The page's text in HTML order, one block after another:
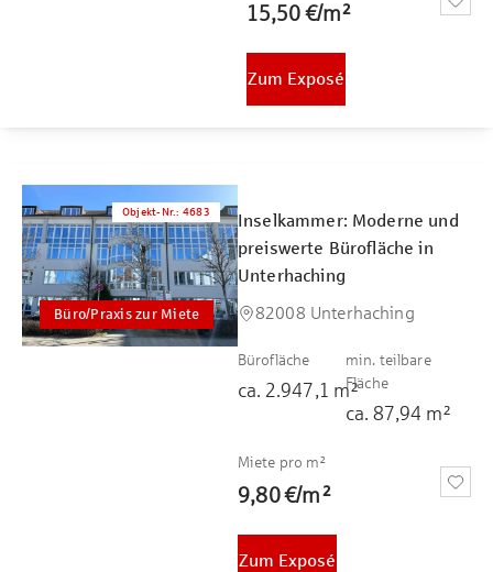
15,50 €/m²
Zum Exposé
Büro/Praxis zur Miete
Objekt-Nr.: 4683
Inselkammer: Moderne und
preiswerte Bürofläche in
Unterhaching
82008 Unterhaching
Bürofläche
ca. 2.947,1 m²
min. teilbare
Fläche
ca. 87,94 m²
Miete pro m²
9,80 €/m²
Zum Exposé